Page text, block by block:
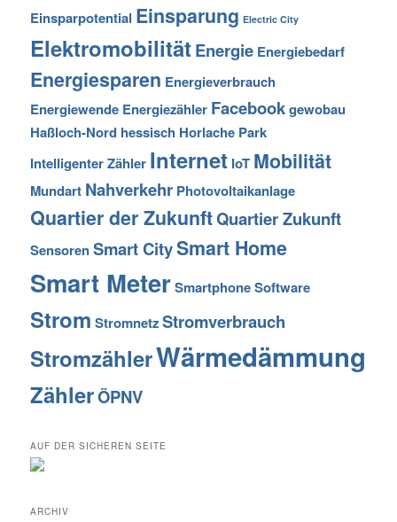
Einsparpotential Einsparung Electric City
ElektromobilitätEnergie Energiebedarf
Energiesparen Energieverbrauch
Energiewende Energiezähler Facebookgewobau
Haßloch-Nord hessisch Horlache Park
Intelligenter Zähler Internet IoT Mobilität
Mundart Nahverkehr Photovoltaikanlage
Quartier der ZukunftQuartier Zukunft
SensorenSmart CitySmart Home
Smart MeterSmartphoneSoftware
Strom StromnetzStromverbrauch
StromzählerWärmedämmung
ZählerÖPNV
AUF DER SICHEREN SEITE
ARCHIV